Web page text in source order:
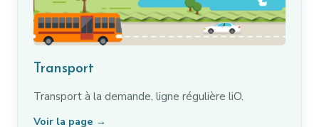
Transport
Transport à la demande, ligne régulière liO.
Voir la page →